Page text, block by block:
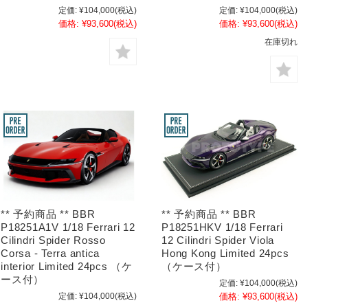
定価: ¥104,000(税込)
価格: ¥93,600(税込)
定価: ¥104,000(税込)
価格: ¥93,600(税込)
在庫切れ
** 予約商品 ** BBR
P18251A1V 1/18 Ferrari 12
Cilindri Spider Rosso
Corsa - Terra antica
interior Limited 24pcs （ケ
ース付）
定価: ¥104,000(税込)
** 予約商品 ** BBR
P18251HKV 1/18 Ferrari
12 Cilindri Spider Viola
Hong Kong Limited 24pcs
（ケース付）
定価: ¥104,000(税込)
価格: ¥93,600(税込)